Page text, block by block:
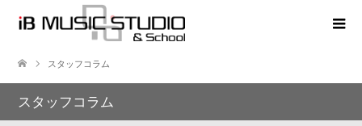
スタッフコラム
スタッフコラム